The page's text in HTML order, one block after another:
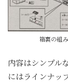
箱裏の組
内容はシンプル
にはラインナ